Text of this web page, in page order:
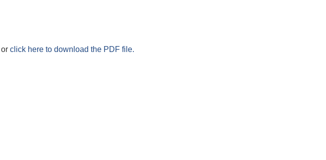
or click here to download the PDF file.